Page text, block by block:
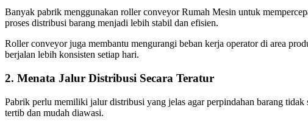
Banyak pabrik menggunakan roller conveyor Rumah Mesin untuk
proses distribusi barang menjadi lebih stabil dan efisien.
Roller conveyor juga membantu mengurangi beban kerja operator di area
berjalan lebih konsisten setiap hari.
2. Menata Jalur Distribusi Secara Teratur
Pabrik perlu memiliki jalur distribusi yang jelas agar perpindahan barang
tertib dan mudah diawasi.